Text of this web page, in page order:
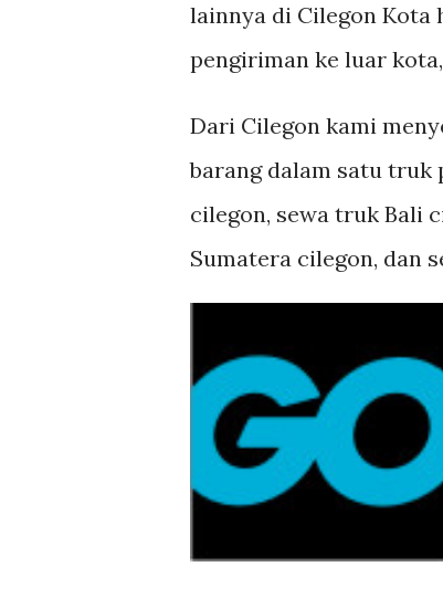
lainnya di Cilegon Kota
pengiriman ke luar
Dari Cilegon kami
barang dalam satu truk
cilegon, sewa truk Bali
Sumatera cilegon, dan